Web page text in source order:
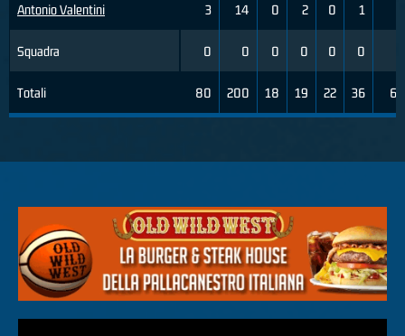
Antonio Valentini
Squadra
Totali
3 14 0 2 0 1
0 0 0 0 0 0
80 200 18 19 22 36 61